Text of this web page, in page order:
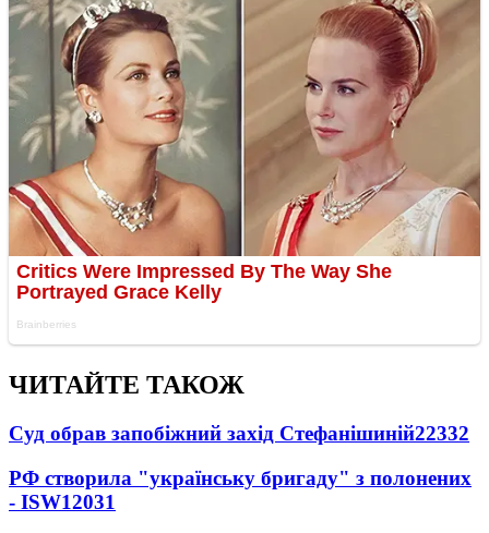
ЧИТАЙТЕ ТАКОЖ
Суд обрав запобіжний захід Стефанішиній22332
РФ створила "українську бригаду" з полонених
- ISW12031